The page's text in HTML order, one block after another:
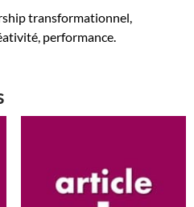
transformationnel,
performance.